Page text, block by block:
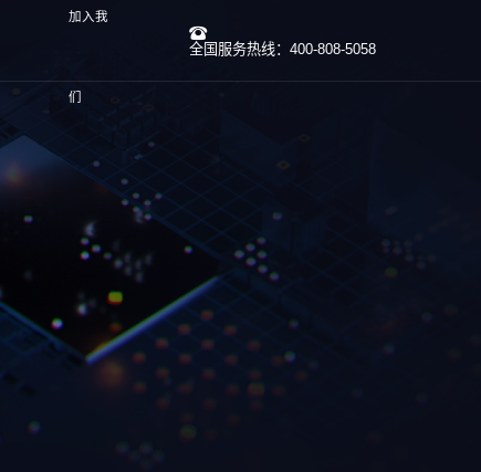
加入我
们
全国服务热线：400-808-5058